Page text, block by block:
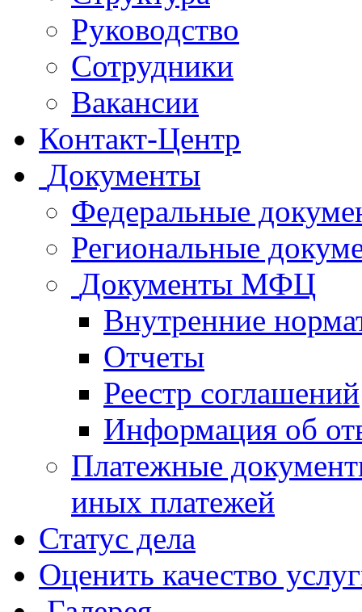
Руководство
Сотрудники
Вакансии
Контакт-Центр
Документы
Федеральные
Региональные
Документы МФЦ
Внутренние
Отчеты
Реестр соглашений
Информация об
Платежные
иных платежей
Статус дела
Оценить качество